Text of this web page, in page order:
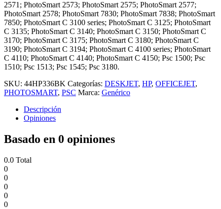
2571; PhotoSmart 2573; PhotoSmart 2575; PhotoSmart 2577;
PhotoSmart 2578; PhotoSmart 7830; PhotoSmart 7838; PhotoSmart
7850; PhotoSmart C 3100 series; PhotoSmart C 3125; PhotoSmart
C 3135; PhotoSmart C 3140; PhotoSmart C 3150; PhotoSmart C
3170; PhotoSmart C 3175; PhotoSmart C 3180; PhotoSmart C
3190; PhotoSmart C 3194; PhotoSmart C 4100 series; PhotoSmart
C 4110; PhotoSmart C 4140; PhotoSmart C 4150; Psc 1500; Psc
1510; Psc 1513; Psc 1545; Psc 3180.
SKU: 44HP336BK Categorías: DESKJET, HP, OFFICEJET,
PHOTOSMART, PSC Marca: Genérico
Descripción
Opiniones
Basado en 0 opiniones
0.0 Total
0
0
0
0
0